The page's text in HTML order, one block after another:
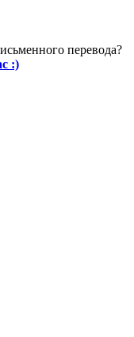
перевода?
:)